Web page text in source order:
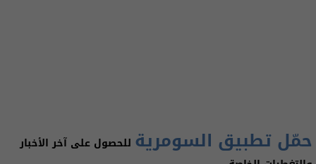
حمّل تطبيق السومرية للحصول على آخر الأخبار